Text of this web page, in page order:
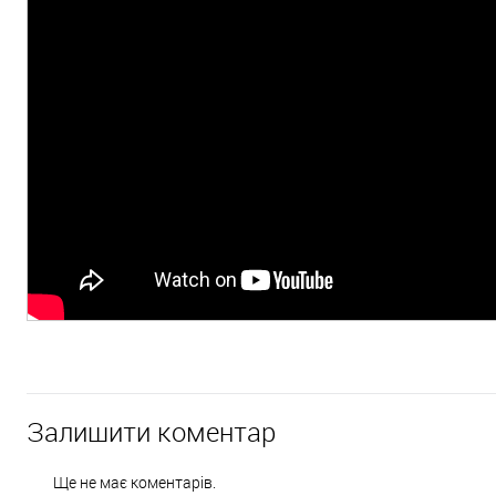
Залишити коментар
Ще не має коментарів.